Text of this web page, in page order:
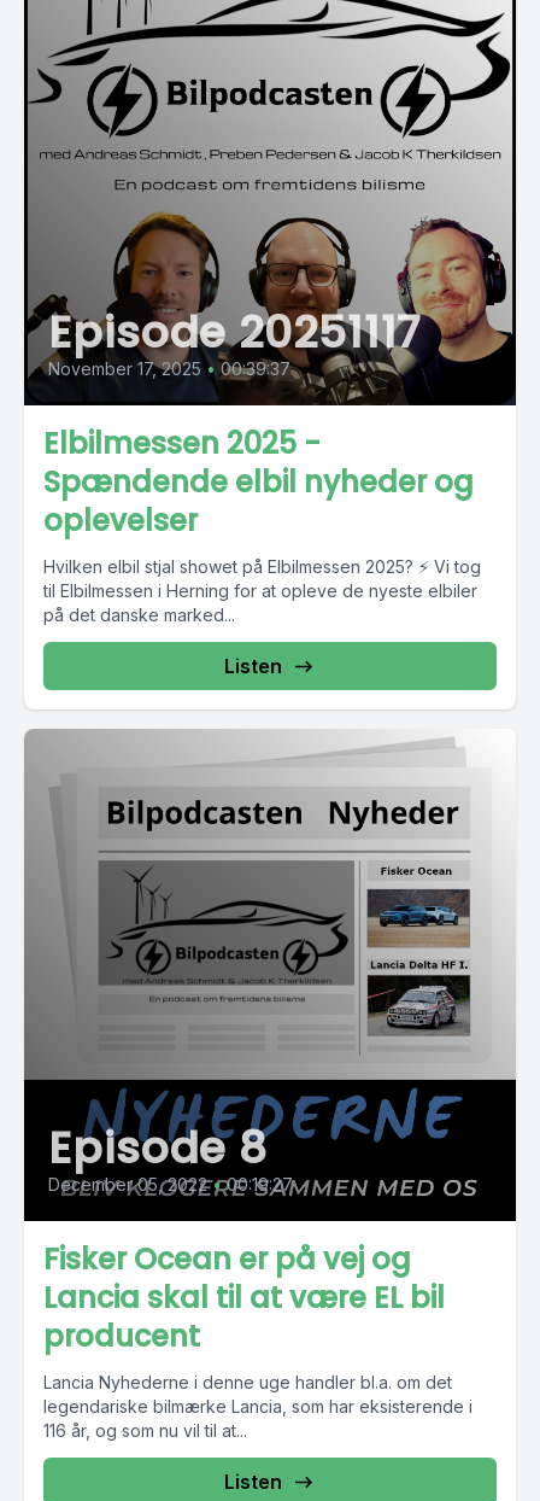
Episode 20251117
November 17, 2025 • 00:39:37
Elbilmessen 2025 -
Spændende elbil nyheder og
oplevelser
Hvilken elbil stjal showet på Elbilmessen 2025? ⚡ Vi tog
til Elbilmessen i Herning for at opleve de nyeste elbiler
på det danske marked...
Listen
Episode 8
December 05, 2022 • 00:19:27
Fisker Ocean er på vej og
Lancia skal til at være EL bil
producent
Lancia Nyhederne i denne uge handler bl.a. om det
legendariske bilmærke Lancia, som har eksisterende i
116 år, og som nu vil til at...
Listen